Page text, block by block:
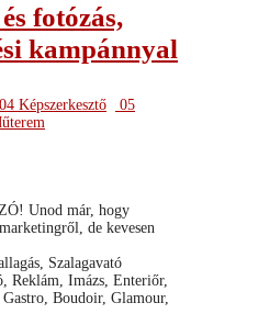
fotózás,
kampánnyal
04 Képszerkesztő
05
Unod már, hogy
de kevesen
Szalagavató
Reklám, Imázs, Enteriőr,
Boudoir, Glamour,